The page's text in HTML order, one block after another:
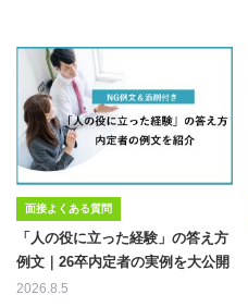
面接よくある質問
「人の役に立った経験」の答え方
例文｜26卒内定者の実例を大公開
2026.8.5